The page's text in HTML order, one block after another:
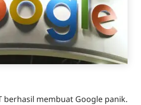
berhasil membuat Google panik.